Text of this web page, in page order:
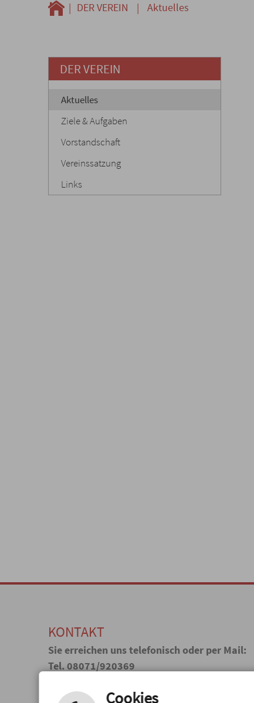
| DER VEREIN | Aktuelles
DER VEREIN
Aktuelles
Ziele & Aufgaben
Vorstandschaft
Vereinssatzung
Links
KONTAKT
Sie erreichen uns telefonisch oder per Mail:
Tel. 08071/920369
Cookies